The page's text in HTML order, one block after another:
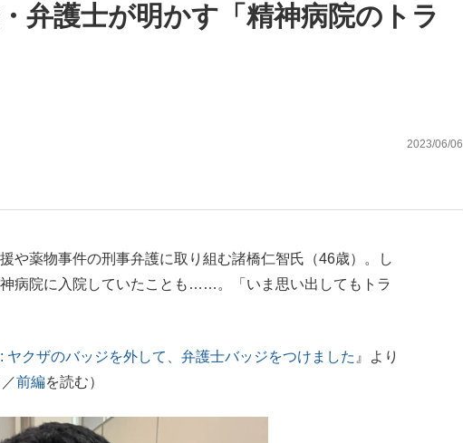
弁護士が明かす「精神病院のトラ
2023/06/06
や薬物事件の刑事弁護に取り組む諸橋仁智氏（46歳）。し
病院に入院していたことも……。「いま思い出してもトラ
ヤクザのバッジを外して、弁護士バッジをつけました 』より
前編を読む）